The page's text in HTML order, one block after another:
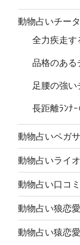
動物占いチー
全力疾走す
品格のある
足腰の強
長距離ﾗﾝﾅ
動物占いペガ
動物占いライ
動物占い口コミ
動物占い狼恋
動物占い猿恋